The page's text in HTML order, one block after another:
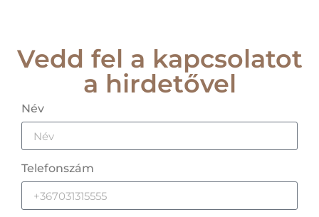
Vedd fel a kapcsolatot
a hirdetővel
Név
Telefonszám